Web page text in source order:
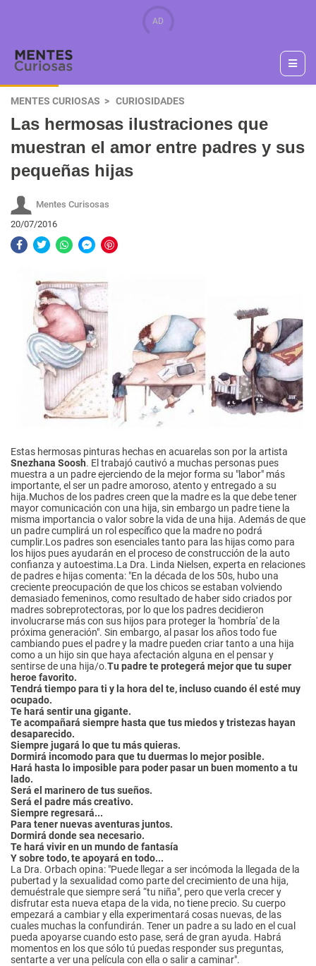
MENTES CURIOSAS CURIOSIDADES
Las hermosas ilustraciones que
muestran el amor entre padres y sus
pequeñas hijas
Mentes Curisosas
20/07/2016
Estas hermosas pinturas hechas en acuarelas son por la artista
Snezhana Soosh. El trabajó cautivó a muchas personas pues
muestra a un padre ejerciendo de la mejor forma su "labor" más
importante, el ser un padre amoroso, atento y entregado a su
hija.Muchos de los padres creen que la madre es la que debe tener
mayor comunicación con una hija, sin embargo un padre tiene la
misma importancia o valor sobre la vida de una hija. Además de que
un padre cumplirá un rol específico que la madre no podrá
cumplir.Los padres son esenciales tanto para las hijas como para
los hijos pues ayudarán en el proceso de construcción de la auto
confianza y autoestima.La Dra. Linda Nielsen, experta en relaciones
de padres e hijas comenta: "En la década de los 50s, hubo una
creciente preocupación de que los chicos se estaban volviendo
demasiado femeninos, como resultado de haber sido criados por
madres sobreprotectoras, por lo que los padres decidieron
involucrarse más con sus hijos para proteger la 'hombría' de la
próxima generación". Sin embargo, al pasar los años todo fue
cambiando pues el padre y la madre pueden criar tanto a una hija
como a un hijo sin que haya afectación alguna en el pensar y
sentirse de una hija/o.Tu padre te protegerá mejor que tu super
heroe favorito.
Tendrá tiempo para ti y la hora del te, incluso cuando él esté muy
ocupado.
Te hará sentir una gigante.
Te acompañará siempre hasta que tus miedos y tristezas hayan
desaparecido.
Siempre jugará lo que tu más quieras.
Dormirá incomodo para que tu duermas lo mejor posible.
Hará hasta lo imposible para poder pasar un buen momento a tu
lado.
Será el marinero de tus sueños.
Será el padre más creativo.
Siempre regresará...
Para tener nuevas aventuras juntos.
Dormirá donde sea necesario.
Te hará vivir en un mundo de fantasía
Y sobre todo, te apoyará en todo...
La Dra. Orbach opina: "Puede llegar a ser incómoda la llegada de la
pubertad y la sexualidad como parte del crecimiento de una hija,
demuéstrale que siempre será “tu niña", pero que verla crecer y
disfrutar esta nueva etapa de la vida, no tiene precio. Su cuerpo
empezará a cambiar y ella experimentará cosas nuevas, de las
cuales muchas la confundirán. Tener un padre a su lado en el cual
pueda apoyarse cuando esto pase, será de gran ayuda. Habrá
momentos en los que sólo tú puedas responder sus preguntas,
sentarte a ver una película con ella o salir a caminar".